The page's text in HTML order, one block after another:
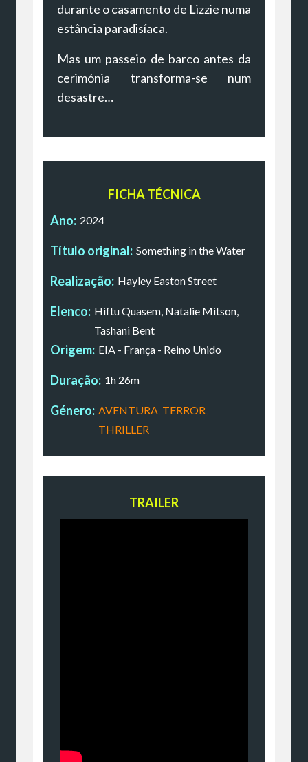
durante o casamento de Lizzie numa
estância paradisíaca.
Mas um passeio de barco antes da
cerimónia transforma-se num
desastre…
FICHA TÉCNICA
Ano: 2024
Título original: Something in the Water
Realização: Hayley Easton Street
Elenco: Hiftu Quasem, Natalie Mitson,
Tashani Bent
Origem: EIA - França - Reino Unido
Duração: 1h 26m
Género: AVENTURA TERROR
THRILLER
TRAILER